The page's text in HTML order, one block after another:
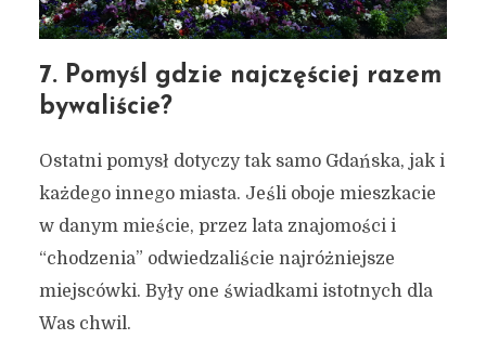
7. Pomyśl gdzie najczęściej razem
bywaliście?
Ostatni pomysł dotyczy tak samo Gdańska, jak i
każdego innego miasta. Jeśli oboje mieszkacie
w danym mieście, przez lata znajomości i
“chodzenia” odwiedzaliście najróżniejsze
miejscówki. Były one świadkami istotnych dla
Was chwil.